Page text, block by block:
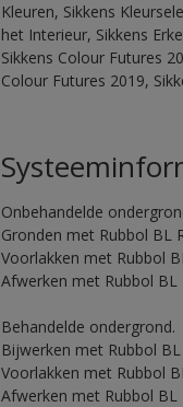
Kleuren, Sikkens
het Interieur, Sikkens
Sikkens Colour Futures
Colour Futures 2019,
Onbehandelde
Gronden met Rubbol BL
Voorlakken met Rubbol
Afwerken met Rubbol BL
Behandelde ondergrond.
Bijwerken met Rubbol
Voorlakken met Rubbol
Afwerken met Rubbol BL